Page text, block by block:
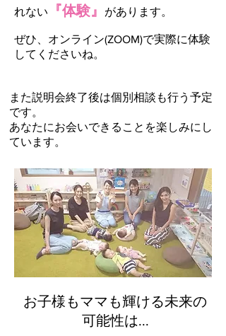
れない
『体験』 があります。
​ぜひ、オンライン(ZOOM)で実際に体験
してくださいね。
また説明会終了後は個別相談も行う予定
です。
あなたにお会いできることを楽しみにし
ています。
お子様もママも輝ける未来の
可能性は...